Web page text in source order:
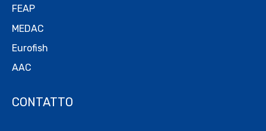
FEAP
MEDAC
Eurofish
AAC
CONTATTO